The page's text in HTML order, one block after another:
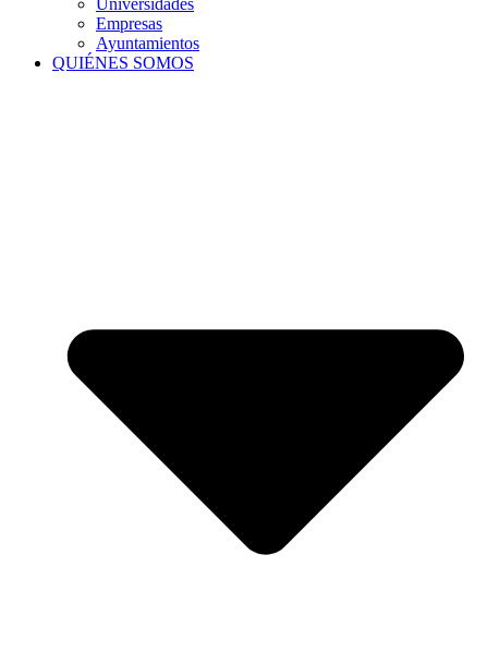
Universidades
Empresas
Ayuntamientos
QUIÉNES SOMOS